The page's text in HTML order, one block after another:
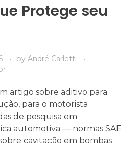
Protege seu
by André Carletti
artigo sobre aditivo para
para o motorista
de pesquisa em
automotiva — normas SAE
cavitação em bombas